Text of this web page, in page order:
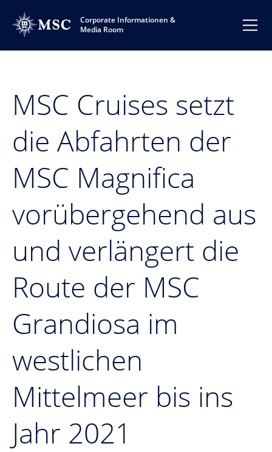
Corporate Informationen &
Media Room
MSC Cruises setzt
die Abfahrten der
MSC Magnifica
vorübergehend aus
und verlängert die
Route der MSC
Grandiosa im
westlichen
Mittelmeer bis ins
Jahr 2021